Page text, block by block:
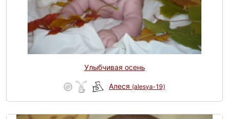
Улыбчивая осень
Алеся (alesya-19)